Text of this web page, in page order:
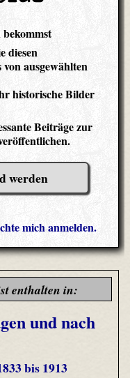
diesen
ausgewählten
historische Bilder
Beiträge zur
werden
mich anmelden.
enthalten in:
und nach
bis 1913